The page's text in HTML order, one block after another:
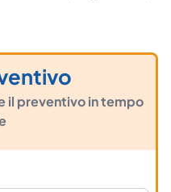
il preventivo in tempo